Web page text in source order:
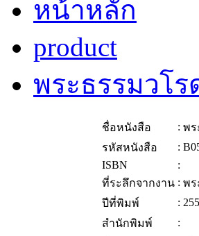
หน้าหลัก
product
พระธรรมวโ
ชื่อหนังสือ : พ
รหัสหนังสือ
:
ISBN
:
ที่ระลึกจากงาน : พ
ปีที่พิมพ์
:
สำนักพิมพ์
: